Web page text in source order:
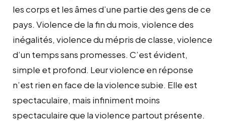
les corps et les âmes d’une partie des gens de ce
pays. Violence de la fin du mois, violence des
inégalités, violence du mépris de classe, violence
d’un temps sans promesses. C’est évident,
simple et profond. Leur violence en réponse
n’est rien en face de la violence subie. Elle est
spectaculaire, mais infiniment moins
spectaculaire que la violence partout présente.